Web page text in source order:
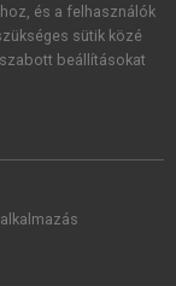
a szotar.netés a
és a felhasználók
sütik közé
beállításokat